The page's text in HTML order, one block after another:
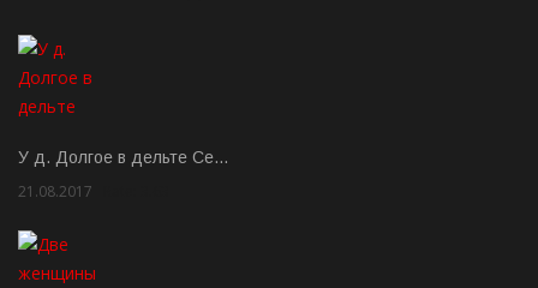
У д. Долгое в дельте Се…
21.08.2017